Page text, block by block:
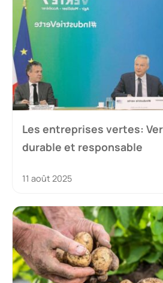
Les entreprises vertes:
durable et responsable
11 août 2025